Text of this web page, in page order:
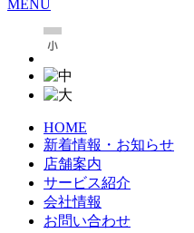
MENU
HOME
新着情報・お知らせ
店舗案内
サービス紹介
会社情報
お問い合わせ